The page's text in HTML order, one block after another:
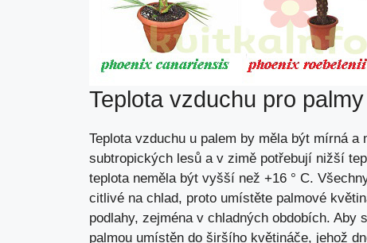
Teplota vzduchu pro palmy
Teplota vzduchu u palem by měla být mírná
subtropických lesů a v zimě potřebují nižší
teplota neměla být vyšší než +16 ° C.
citlivé na chlad, proto umístěte palmové
podlahy, zejména v chladných obdobích.
palmou umístěn do širšího květináče, jehož